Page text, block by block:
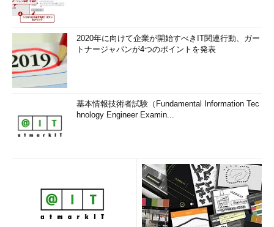
縮小表示に関するポリシー設定
縮小表示を無効にするには、これらの設定を変更する。グループ・ポリシー・
【2012/05/25追記】 レジストリ・キーの位置は、互換性のためか、ここで示
した以外にも何カ所か存在するようである。設定を変更しても効果が得られな
い場合は、レジストリ・エディタで「DisableThumbnails」
「DisableThumbnailsOnNetworkFolders」などの値名を検索して、チェック
「縮小表示に関するポリシー設定」の表にお
「ExplorerDisableThumbnails」としておりましたが、正しく
は「Explorer\DisableThumbnails」でした。お詫びして訂正い
2020年に向けて企業が開始すべきIT関連行動、ガー
トナージャパンが4つのポイントを発表
基本情報技術者試験（Fundamental Information Tec
hnology Engineer Examin...